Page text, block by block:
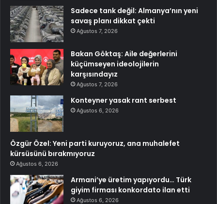
Sadece tank değil: Almanya’nın yeni
savaş planı dikkat çekti
Ağustos 7, 2026
Bakan Göktaş: Aile değerlerini
küçümseyen ideolojilerin
karşısındayız
Ağustos 7, 2026
Konteyner yasak rant serbest
Ağustos 6, 2026
Özgür Özel: Yeni parti kuruyoruz, ana muhalefet
kürsüsünü bırakmıyoruz
Ağustos 6, 2026
Armani’ye üretim yapıyordu… Türk
giyim firması konkordato ilan etti
Ağustos 6, 2026